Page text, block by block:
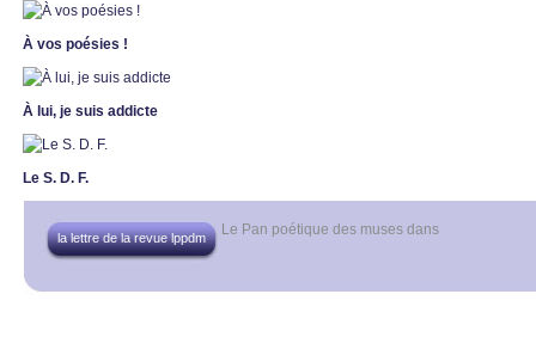
À vos poésies !
À lui, je suis addicte
Le S. D. F.
Le Pan poétique des muses dans
la lettre de la revue lppdm